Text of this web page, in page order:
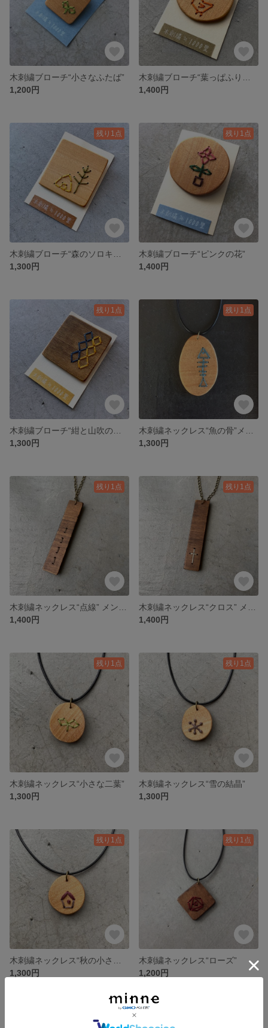
木刺繍ブローチ“小さなふたば”
1,200円
1,400円
残り1点
1,300円
残り1点
木刺繍ブローチ“ピンクの花”
1,400円
残り1点
1,300円
残り1点
1,300円
残り1点
1,400円
残り1点
1,400円
残り1点
木刺繍ネックレス“小さな二葉”
1,300円
残り1点
木刺繍ネックレス“雪の結晶”
1,300円
残り1点
1,300円
残り1点
木刺繍ネックレス“ローズ”
1,200円